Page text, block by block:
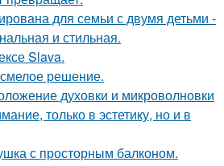
для семьи с двумя детьми -
и стильная.
Slava.
решение.
духовки и микроволновки
только в эстетику, но и в
с просторным балконом.